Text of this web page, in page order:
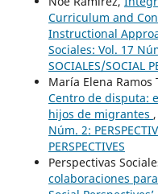
Curriculum and
Instructional
Sociales: Vol. 17
SOCIALES/SOCIAL
María Elena Ramos
Centro de disputa:
hijos de migrantes ,
Núm. 2:
PERSPECTIVES
Perspectivas
colaboraciones